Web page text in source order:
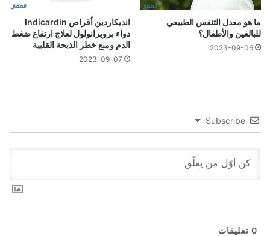
ما هو معدل التنفس الطبيعي
للبالغين والأطفال؟
2023-09-06
انديكاردين أقراص Indicardin
دواء بروبرانولول لعلاج ارتفاع ضغط
الدم ومنع خطر الذبحة القلبية
2023-09-07
Subscribe
0 تعليقات